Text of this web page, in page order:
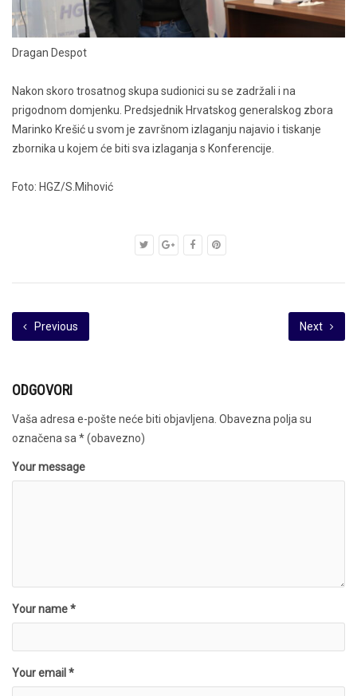
Dragan Despot
Nakon skoro trosatnog skupa sudionici su se zadržali i na
prigodnom domjenku. Predsjednik Hrvatskog generalskog zbora
Marinko Krešić u svom je završnom izlaganju najavio i tiskanje
zbornika u kojem će biti sva izlaganja s Konferencije.
Foto: HGZ/S.Mihović
Previous Next
ODGOVORI
Vaša adresa e-pošte neće biti objavljena. Obavezna polja su
označena sa* (obavezno)
Your message
Your name *
Your email *